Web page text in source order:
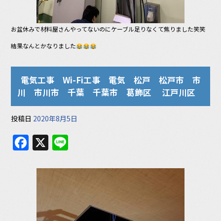
お盆休みで材料屋さんやってないのにケーブル足りなくて焦りました笑笑
結果なんとかなりました
電気工事 Wi-Fi工事 電気 松戸 松戸市 市
川 市川市 千葉 千葉市 葛飾区 江戸川区
投稿日 2020年8月5日
F
c
b
X
e